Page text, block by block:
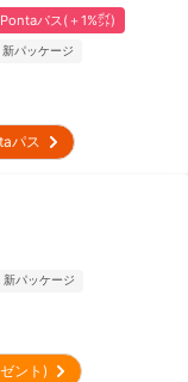
Pontaパス(＋1%㌽)
新パッケージ
パス
新パッケージ
ゼント)